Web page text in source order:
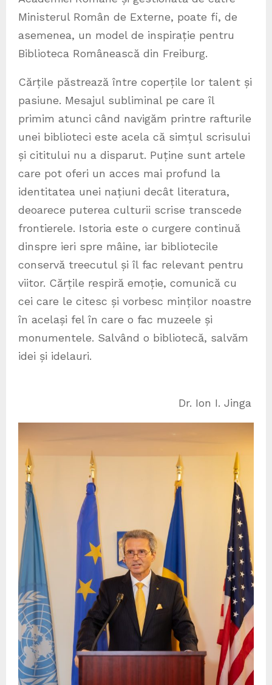
Ministerul Român de Externe, poate fi, de
asemenea, un model de inspirație pentru
Biblioteca Românească din Freiburg.
Cărțile păstrează între coperțile lor talent și
pasiune. Mesajul subliminal pe care îl
primim atunci când navigăm printre rafturile
unei biblioteci este acela că simțul scrisului
și cititului nu a disparut. Puține sunt artele
care pot oferi un acces mai profund la
identitatea unei națiuni decât literatura,
deoarece puterea culturii scrise transcede
frontierele. Istoria este o curgere continuă
dinspre ieri spre mâine, iar bibliotecile
conservă treecutul și îl fac relevant pentru
viitor. Cărțile respiră emoție, comunică cu
cei care le citesc și vorbesc minților noastre
în același fel în care o fac muzeele și
monumentele. Salvând o bibliotecă, salvăm
idei și idelauri.
Dr. Ion I. Jinga